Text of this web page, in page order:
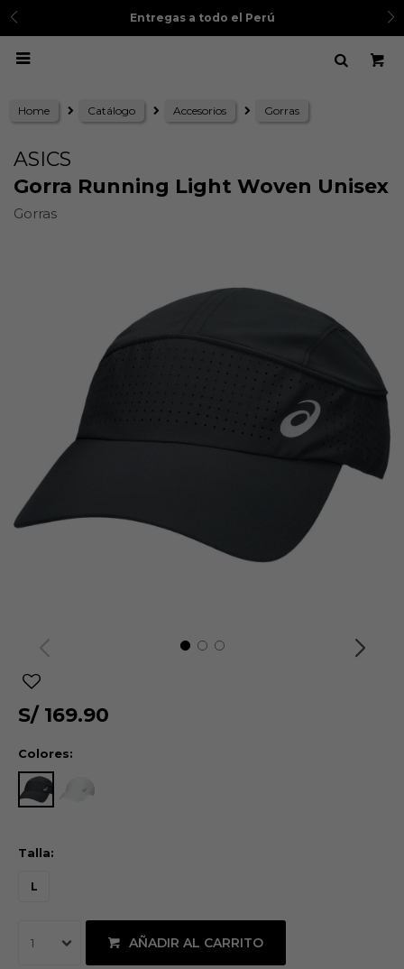
Entregas a todo el Perú

Home Catálogo Accesorios Gorras
ASICS
Gorra Running Light Woven Unisex
Gorras
S/ 169.90
Colores:
Talla:
L
1 AÑADIR AL CARRITO